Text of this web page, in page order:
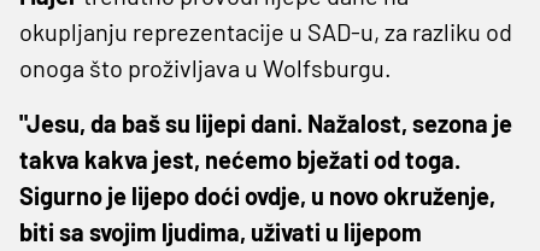
okupljanju reprezentacije u SAD-u, za razliku od
onoga što proživljava u Wolfsburgu.
"Jesu, da baš su lijepi dani. Nažalost, sezona je
takva kakva jest, nećemo bježati od toga.
Sigurno je lijepo doći ovdje, u novo okruženje,
biti sa svojim ljudima, uživati u lijepom